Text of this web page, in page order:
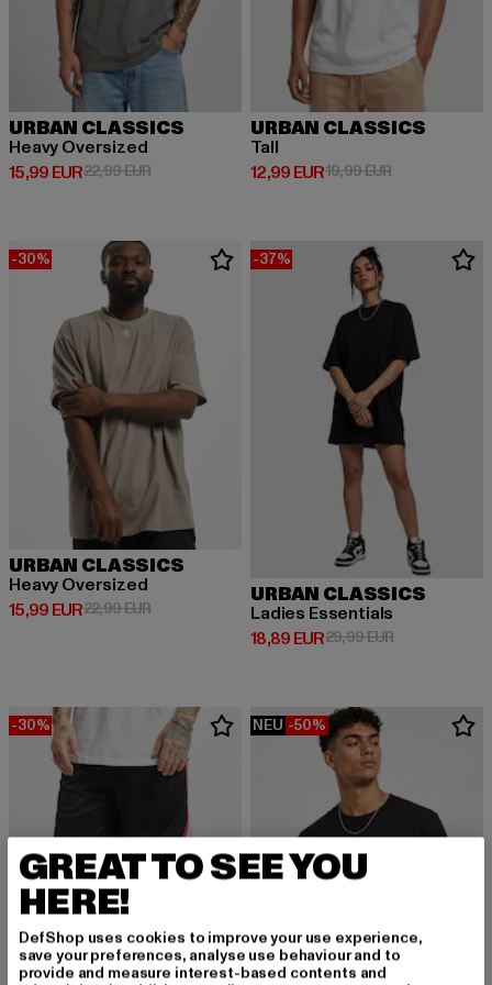
URBAN CLASSICS
Heavy Oversized
15,99 EUR
Derzeitiger Preis: 15,99 EUR
22,99 EURAktionspreis: 22,99 EUR
URBAN CLASSICS
Tall
12,99 EUR
Derzeitiger Preis: 12,99 EUR
19,99 EURAktionspreis:
-30%
URBAN CLASSICS
Heavy Oversized
15,99 EUR
Derzeitiger Preis: 15,99 EUR
22,99 EURAktionspreis: 22,99 EUR
-37%
URBAN CLASSICS
Ladies Essentials
18,89 EUR
Derzeitiger Preis: 18,89 EUR
29,99 EURAktionspreis:
-30% NEU -50%
GREAT TO SEE YOU
HERE!
DefShop uses cookies to improve your use experience,
save your preferences, analyse use behaviour and to
provide and measure interest-based contents and